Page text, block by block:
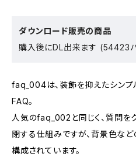
ダウンロード販売の商品
購入後にDL出来ます (54423
faq_004は、装飾を抑えたシンプ
FAQ。
人気のfaq_002と同じく、質問を
閉する仕組みですが、背景色な
構成されています。